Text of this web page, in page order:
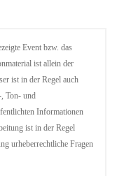
Event bzw. das
ist allein der
ist in der Regel auch
, Ton- und
Informationen
ist in der Regel
urheberrechtliche Fragen